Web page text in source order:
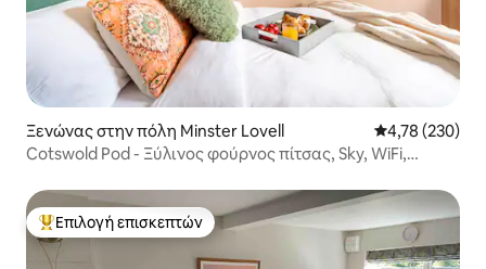
Ξενώνας στην πόλη Minster Lovell Μέση
4,78 (230)
Cotswold Pod - Ξύλινος φούρνος πίτσας, Sky, WiFi,
Κορυφαία επιλογή επισκεπτών
Επιλογή επισκεπτών